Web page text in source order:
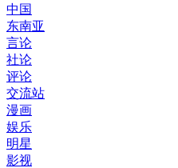
中国
东南亚
言论
社论
评论
交流站
漫画
娱乐
明星
影视